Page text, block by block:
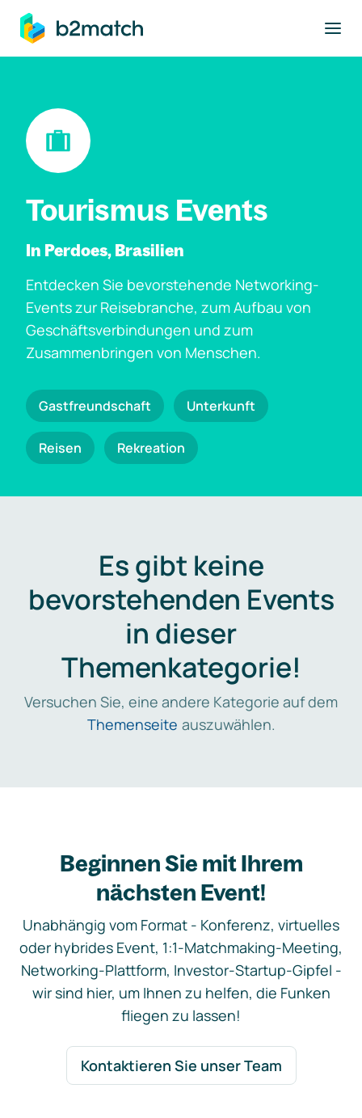
springen
Tourismus Events
In Perdoes, Brasilien
Entdecken Sie bevorstehende Networking-
Events zur Reisebranche, zum Aufbau von
Geschäftsverbindungen und zum
Zusammenbringen von Menschen.
Gastfreundschaft Unterkunft
Reisen Rekreation
Es gibt keine
bevorstehenden Events
in dieser
Themenkategorie!
Versuchen Sie, eine andere Kategorie auf dem
Themenseite auszuwählen.
Beginnen Sie mit Ihrem
nächsten Event!
Unabhängig vom Format - Konferenz, virtuelles
oder hybrides Event, 1:1-Matchmaking-Meeting,
Networking-Plattform, Investor-Startup-Gipfel -
wir sind hier, um Ihnen zu helfen, die Funken
fliegen zu lassen!
Kontaktieren Sie unser Team